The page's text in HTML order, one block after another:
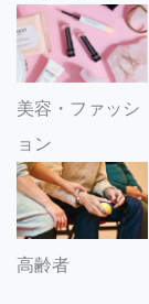
美容・ファッシ
ョン
高齢者